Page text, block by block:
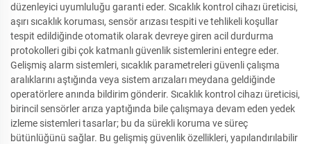
düzenleyici uyumluluğu garanti eder. Sıcaklık kontrol cihazı üreticisi,
aşırı sıcaklık koruması, sensör arızası tespiti ve tehlikeli koşullar
tespit edildiğinde otomatik olarak devreye giren acil durdurma
protokolleri gibi çok katmanlı güvenlik sistemlerini entegre eder.
Gelişmiş alarm sistemleri, sıcaklık parametreleri güvenli çalışma
aralıklarını aştığında veya sistem arızaları meydana geldiğinde
operatörlere anında bildirim gönderir. Sıcaklık kontrol cihazı üreticisi,
birincil sensörler arıza yaptığında bile çalışmaya devam eden yedek
izleme sistemleri tasarlar; bu da sürekli koruma ve süreç
bütünlüğünü sağlar. Bu gelişmiş güvenlik özellikleri, yapılandırılabilir